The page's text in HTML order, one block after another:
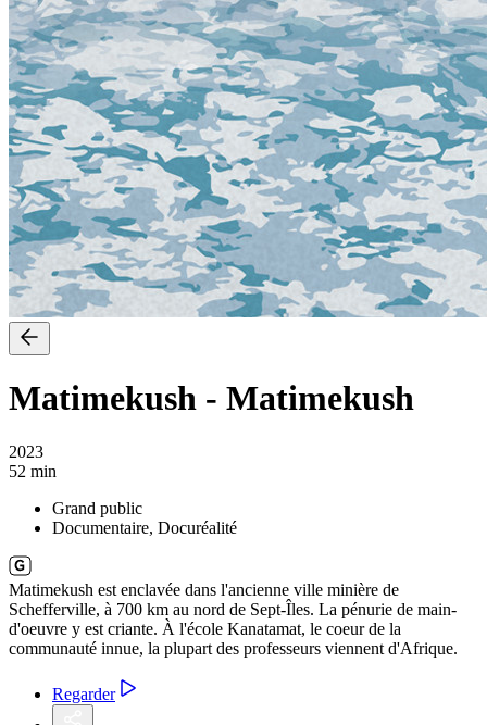
Matimekush - Matimekush
2023
52 min
Grand public
Documentaire, Docuréalité
Matimekush est enclavée dans l'ancienne ville minière de
Schefferville, à 700 km au nord de Sept-Îles. La pénurie de main-
d'oeuvre y est criante. À l'école Kanatamat, le coeur de la
communauté innue, la plupart des professeurs viennent d'Afrique.
Regarder